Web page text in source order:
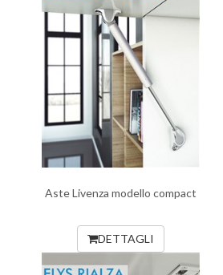
Aste Livenza modello compact
DETTAGLI